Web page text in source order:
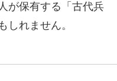
が保有する「古代兵
れません。